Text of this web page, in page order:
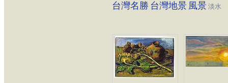
台灣名勝 台灣地景 風景 淡水